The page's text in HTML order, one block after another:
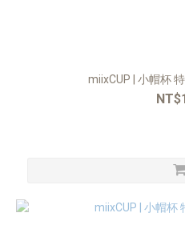
miixCUP | ⼩帽杯